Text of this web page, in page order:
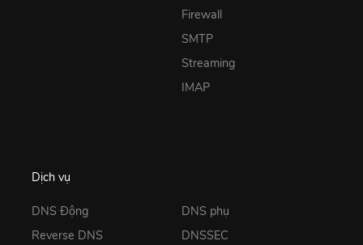
Firewall
SMTP
Streaming
IMAP
Dịch vụ
DNS Động
Reverse DNS
DNS phụ
DNSSEC